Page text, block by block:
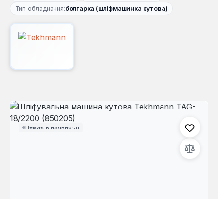
Тип обладнання:болгарка (шліфмашинка кутова)
Немає в наявності
Пропустити галерею зображень